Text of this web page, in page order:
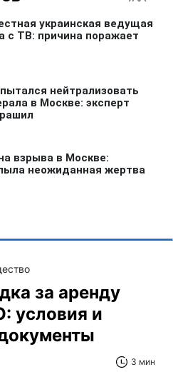
за аренду
условия и
3 мин